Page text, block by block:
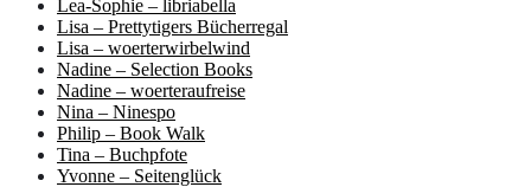
Lea-Sophie – libriabella
Lisa – Prettytigers Bücherregal
Lisa – woerterwirbelwind
Nadine – Selection Books
Nadine – woerteraufreise
Nina – Ninespo
Philip – Book Walk
Tina – Buchpfote
Yvonne – Seitenglück